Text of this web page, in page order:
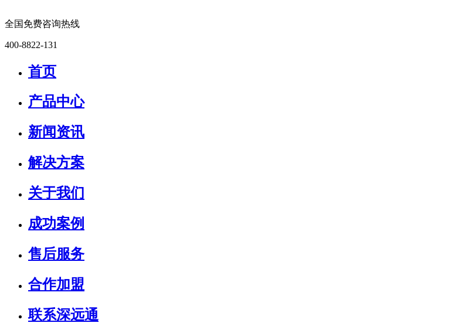
全国免费咨询热线
400-8822-131
首页
产品中心
新闻资讯
解决方案
关于我们
成功案例
售后服务
合作加盟
联系深远通